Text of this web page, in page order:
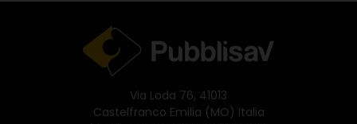
Via Loda 76, 41013
Castelfranco Emilia (MO) Italia